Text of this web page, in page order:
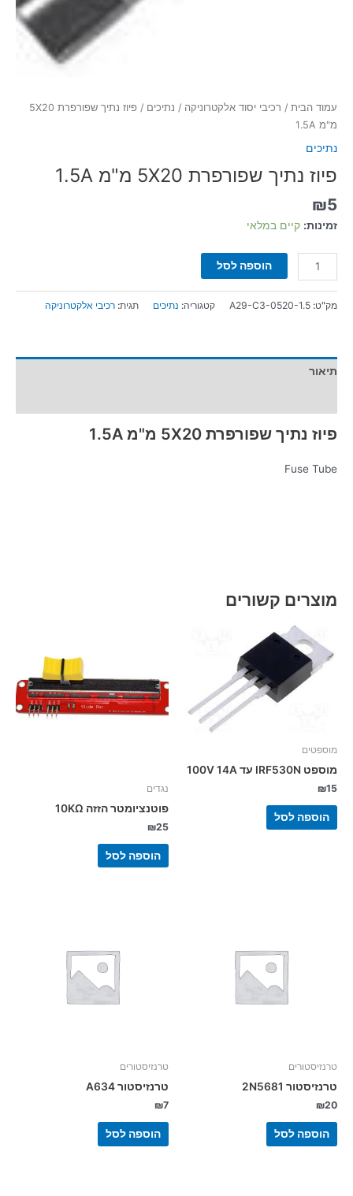
עמוד הבית / רכיבי יסוד אלקטרוניקה / נתיכים
/ פיוז נתיך שפורפרת 5X20
מ"מ 1.5A
נתיכים
פיוז נתיך שפורפרת 5X20 מ"מ 1.5A
₪5
זמינות: קיים במלאי
הוספה לסל
מק"ט: A29-C3-0520-1.5 קטגוריה: נתיכים תגית: רכיבי אלקטרוניקה
תיאור
פיוז נתיך שפורפרת 5X20 מ"מ 1.5A
Fuse Tube
מוצרים קשורים
מוספטים
מוספט IRF530N עד 100V 14A
₪15
הוספה לסל
נגדים
פוטנציומטר הזזה 10KΩ
₪25
הוספה לסל
טרנזיסטורים
טרנזיסטור 2N5681
₪20
הוספה לסל
טרנזיסטורים
טרנזיסטור A634
₪7
הוספה לסל